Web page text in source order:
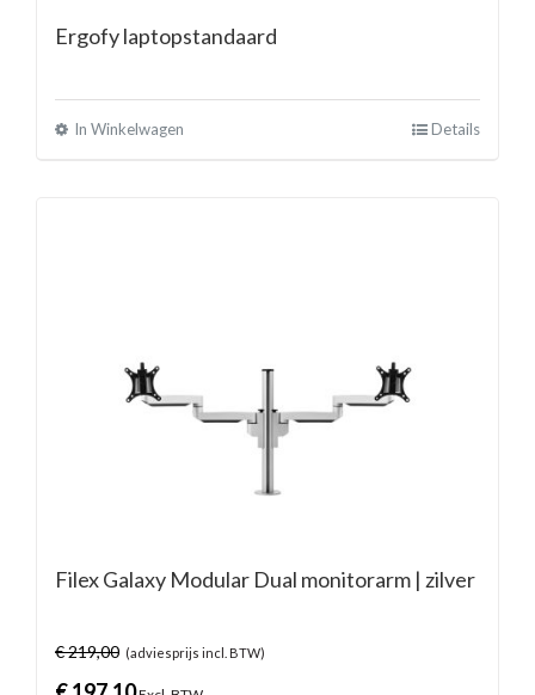
Ergofy laptopstandaard
In Winkelwagen Details
Filex Galaxy Modular Dual monitorarm | zilver
€219,00 (adviesprijs incl. BTW)